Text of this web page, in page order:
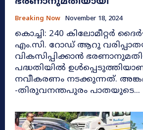
Breaking Now November 18, 2024
കൊച്ചി: 240 കിലോമീറ്റര്‍
എം.സി. റോഡ്‌ ആറു
വികസിപ്പിക്കാന്‍
പദ്ധതിയില്‍
നവീകരണം നടക്കുന്നത്‌. അങ്കമാലി -കോട്ടയം
-തിരുവനന്തപുരം പാതയുടെ...